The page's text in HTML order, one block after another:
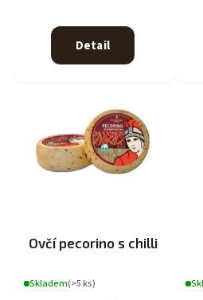
Detail
Ovčí pecorino s chilli
Skladem(>5 ks)